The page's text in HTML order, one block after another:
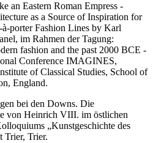
an Eastern Roman Empress -
as a Source of Inspiration for
porter Fashion Lines by Karl
im Rahmen der Tagung:
fashion and the past 2000 BCE -
Conference IMAGINES,
of Classical Studies, School of
England.
bei den Downs. Die
von Heinrich VIII. im östlichen
„Kunstgeschichte des
Trier, Trier.